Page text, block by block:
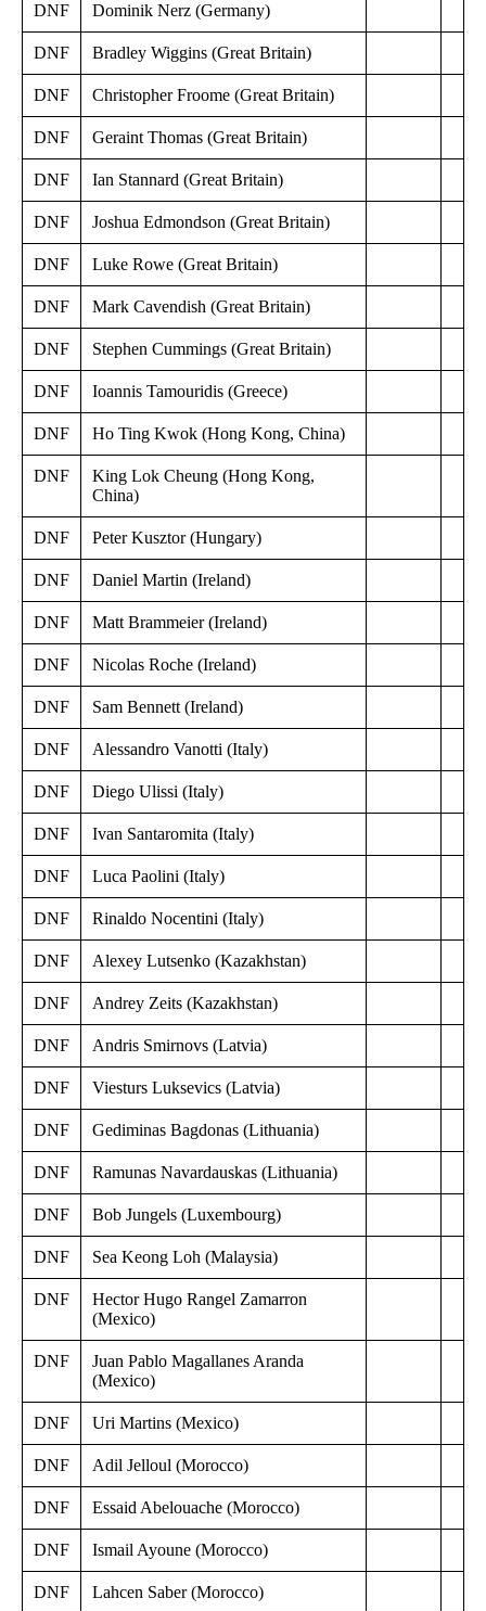
DNF Dominik Nerz (Germany)
DNF Bradley Wiggins (Great Britain)
DNF Christopher Froome (Great Britain)
DNF Geraint Thomas (Great Britain)
DNF Ian Stannard (Great Britain)
DNF Joshua Edmondson (Great Britain)
DNF Luke Rowe (Great Britain)
DNF Mark Cavendish (Great Britain)
DNF Stephen Cummings (Great Britain)
DNF Ioannis Tamouridis (Greece)
DNF Ho Ting Kwok (Hong Kong, China)
DNF
King Lok Cheung (Hong Kong,
China)
DNF Peter Kusztor (Hungary)
DNF Daniel Martin (Ireland)
DNF Matt Brammeier (Ireland)
DNF Nicolas Roche (Ireland)
DNF Sam Bennett (Ireland)
DNF Alessandro Vanotti (Italy)
DNF Diego Ulissi (Italy)
DNF Ivan Santaromita (Italy)
DNF Luca Paolini (Italy)
DNF Rinaldo Nocentini (Italy)
DNF Alexey Lutsenko (Kazakhstan)
DNF Andrey Zeits (Kazakhstan)
DNF Andris Smirnovs (Latvia)
DNF Viesturs Luksevics (Latvia)
DNF Gediminas Bagdonas (Lithuania)
DNF Ramunas Navardauskas (Lithuania)
DNF Bob Jungels (Luxembourg)
DNF Sea Keong Loh (Malaysia)
DNF
Hector Hugo Rangel Zamarron
(Mexico)
DNF
Juan Pablo Magallanes Aranda
(Mexico)
DNF Uri Martins (Mexico)
DNF Adil Jelloul (Morocco)
DNF Essaid Abelouache (Morocco)
DNF Ismail Ayoune (Morocco)
DNF Lahcen Saber (Morocco)